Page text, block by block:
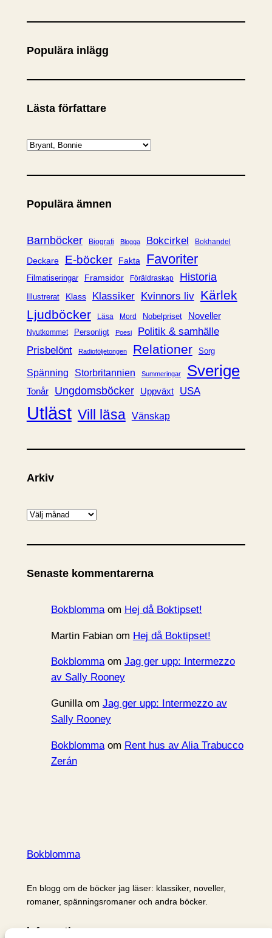
k
Populära inlägg
Lästa författare
K
t
g
r
Populära ämnen
Barnböcker Biografi Blogga Bokcirkel Bokhandel
Deckare E-böcker Fakta Favoriter
Filmatiseringar Framsidor Föräldraskap Historia
Illustrerat Klass Klassiker Kvinnors liv Kärlek
Ljudböcker
Läsa Mord Nobelpriset Noveller
Nyutkommet Personligt Poesi
Politik & samhälle
Prisbelönt
Radioföljetongen Relationer Sorg
Spänning Storbritannien Summeringar Sverige
Tonår Ungdomsböcker Uppväxt USA
Utläst Vill läsa Vänskap
Arkiv
A
k
v
Senaste kommentarerna
Bokblommaom Hej då Boktipset!
Martin Fabianom Hej då Boktipset!
Bokblommaom Jag ger upp: Intermezzo
av Sally Rooney
Gunillaom Jag ger upp: Intermezzo av
Sally Rooney
Bokblommaom Rent hus av Alia Trabucco
Zerán
Bokblomma
En blogg om de böcker jag läser: klassiker, noveller,
romaner, spänningsromaner och andra böcker.
Information